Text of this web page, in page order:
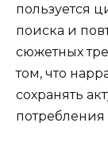
пользуется
поиска и
сюжетных
том, что
сохранять
потребления